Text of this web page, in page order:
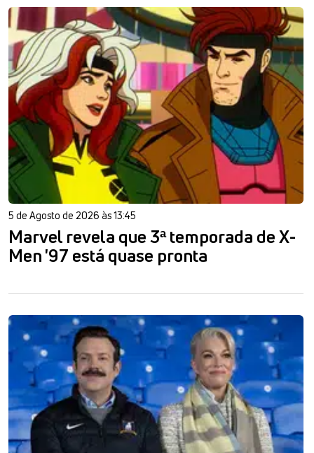
5 de Agosto de 2026 às 13:45
Marvel revela que 3ª temporada de X-
Men '97 está quase pronta